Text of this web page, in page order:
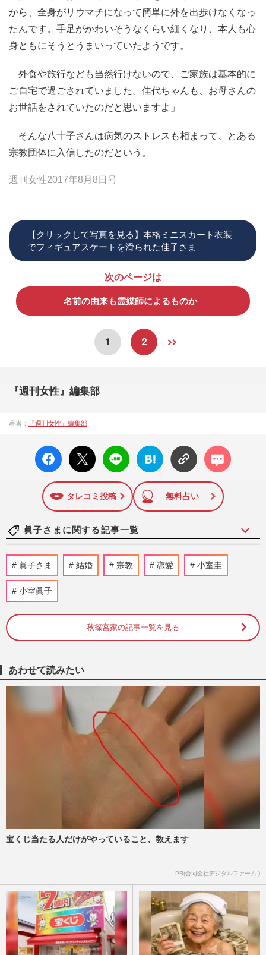
から、全身がリウマチになって簡単に外を出歩けなくなっ
たんです。手足がかわいそうなくらい細くなり、本人も心
身ともにそうとうまいっていたようです。
外食や旅行なども当然行けないので、ご家族は基本的に
ご自宅で過ごされていました。佳代ちゃんも、お母さんの
お世話をされていたのだと思いますよ」
そんな八十子さんは病気のストレスも相まって、とある
宗教団体に入信したのだという。
週刊女性2017年8月8日号
【クリックして写真を見る】本格ミニスカート衣装
でフィギュアスケートを滑られた佳子さま
次のページは
名前の由来も霊媒師によるものか
1 2
『週刊女性』編集部
著者： 『週刊女性』編集部
facebo
ok い
X ポス
ト
LINE
はてな
ブック
に追加
コメン
ト
タレコミ投稿 無料占い
眞子さまに関する記事一覧
《佳子さまの歩み》「皇族として親しまれ
ていることが重要」国民から見守られてき
《佳子さまの歩み》姉・眞子さんの結婚を
応援した佳子さま「当人の気持ちが重要」
週刊女性2026年7月7日・14日号
《佳子さまの歩み》佳子さま、花の展覧会
で見せた弾ける笑顔と、秋篠宮さまが明か
した眞子さんとの「一番の…
週刊女性2026年3月3日・10日号 2026/3/2
《佳子さまの歩み》『歌会始の儀』で詠ま
れた《子どもらの明るい未来》を願っ
た“一首”は「表現の軟らかさ…
週刊女性2026年2月17日号 2026/2/15
《佳子さまファッション》30代で磨きがか
眞子さま 結婚 宗教 恋愛 小室圭
小室眞子
秋篠宮家の記事一覧を見る
あわせて読みたい
宝くじ当たる人だけがやっていること、教えます
PR(合同会社デジタルファーム )